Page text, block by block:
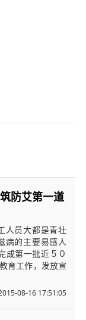
防艾第一道
人员大都是青壮
病的主要易感人
成第一批近５０
育工作，发放宣
08-16 17:51:05